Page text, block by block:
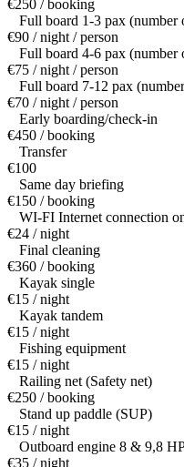
€250 / booking
Full board 1-3 pax (number
€90 / night / person
Full board 4-6 pax (number
€75 / night / person
Full board 7-12 pax
€70 / night / person
Early boarding/check-in
€450 / booking
Transfer
€100
Same day briefing
€150 / booking
WI-FI Internet connection
€24 / night
Final cleaning
€360 / booking
Kayak single
€15 / night
Kayak tandem
€15 / night
Fishing equipment
€15 / night
Railing net (Safety net)
€250 / booking
Stand up paddle (SUP)
€15 / night
Outboard engine 8 & 9,8
€35 / night